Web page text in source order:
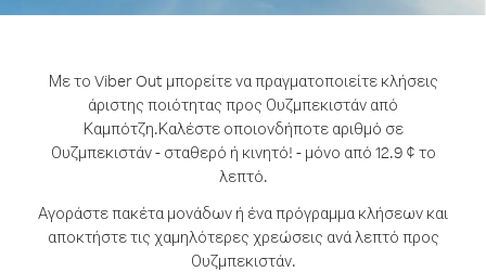
Με το Viber Out μπορείτε να πραγματοποιείτε κλήσεις
άριστης ποιότητας προς Ουζμπεκιστάν από
Καμπότζη.Καλέστε οποιονδήποτε αριθμό σε
Ουζμπεκιστάν - σταθερό ή κινητό! - μόνο από 12.9 ¢ το
λεπτό.
Αγοράστε πακέτα μονάδων ή ένα πρόγραμμα κλήσεων και
αποκτήστε τις χαμηλότερες χρεώσεις ανά λεπτό προς
Ουζμπεκιστάν.